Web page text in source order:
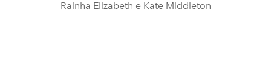
Rainha Elizabeth e Kate Middleton